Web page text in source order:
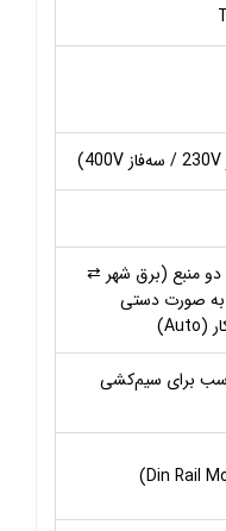
دو منبع (برق شهر ⇄
به صورت دستی
برای سیم‌کشی